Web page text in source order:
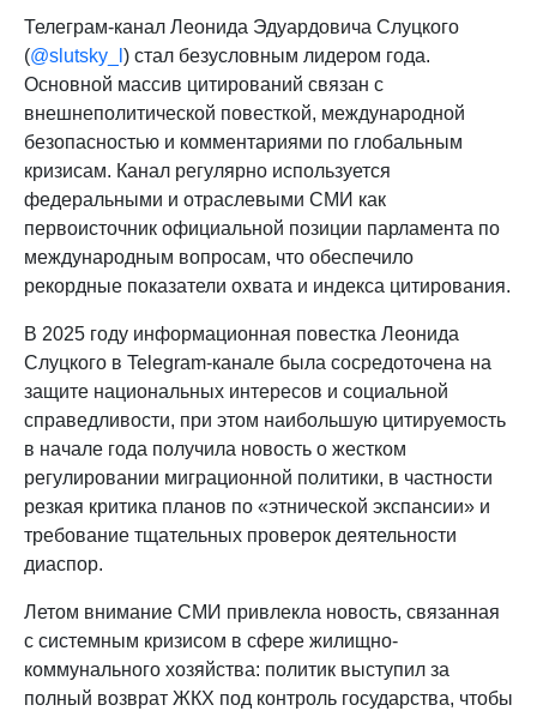
Телеграм-канал Леонида Эдуардовича Слуцкого
(@slutsky_l ) стал безусловным лидером года.
Основной массив цитирований связан с
внешнеполитической повесткой, международной
безопасностью и комментариями по глобальным
кризисам. Канал регулярно используется
федеральными и отраслевыми СМИ как
первоисточник официальной позиции парламента по
международным вопросам, что обеспечило
рекордные показатели охвата и индекса цитирования.
В 2025 году информационная повестка Леонида
Слуцкого в Telegram-канале была сосредоточена на
защите национальных интересов и социальной
справедливости, при этом наибольшую цитируемость
в начале года получила новость о жестком
регулировании миграционной политики, в частности
резкая критика планов по «этнической экспансии» и
требование тщательных проверок деятельности
диаспор.
Летом внимание СМИ привлекла новость, связанная
с системным кризисом в сфере жилищно-
коммунального хозяйства: политик выступил за
полный возврат ЖКХ под контроль государства, чтобы